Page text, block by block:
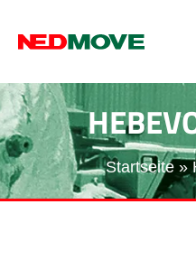
Inhalt
Startseite